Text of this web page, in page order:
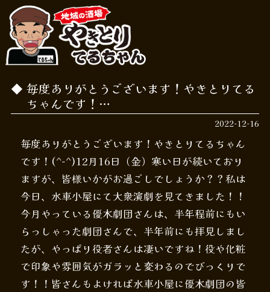
毎度ありがとうございます！やきとりてる
ちゃんです！…
2022-12-16
毎度ありがとうございます！やきとりてるちゃん
です！(^-^)12月16日（金）寒い日が続いており
ますが、皆様いかがお過ごしでしょうか？？私は
今日、水車小屋にて大衆演劇を見てきました！！
今月やっている優木劇団さんは、半年程前にもい
らっしゃった劇団さんで、半年前にも拝見しまし
たが、やっぱり役者さんは凄いですね！役や化粧
で印象や雰囲気がガラッと変わるのでびっくりで
す！！皆さんもよければ水車小屋に優木劇団の皆